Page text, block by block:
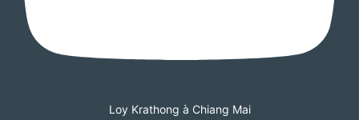
Loy Krathong à Chiang Mai